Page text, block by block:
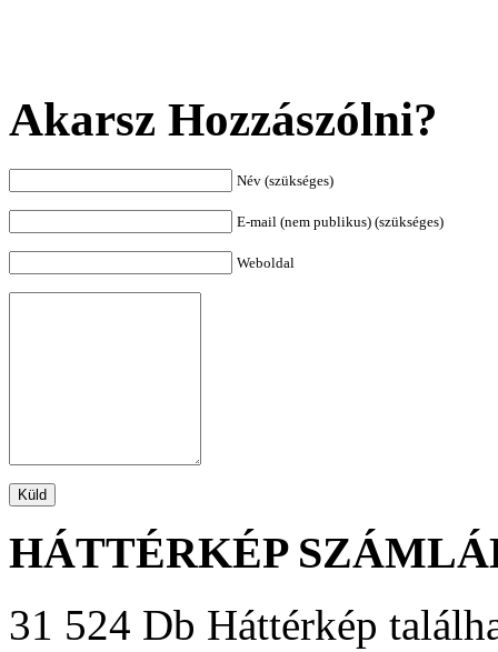
Akarsz Hozzászólni?
Név (szükséges)
E-mail (nem publikus) (szükséges)
Weboldal
HÁTTÉRKÉP
31 524 Db Háttérkép